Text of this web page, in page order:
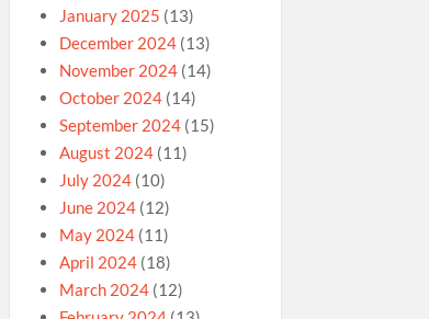
January 2025 (13)
December 2024(13)
November 2024(14)
October 2024(14)
September 2024(15)
August 2024(11)
July 2024(10)
June 2024(12)
May 2024(11)
April 2024(18)
March 2024(12)